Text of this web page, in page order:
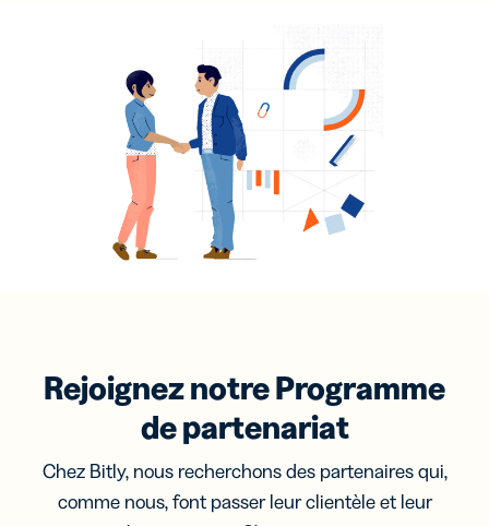
Rejoignez notre Programme
de partenariat
Chez Bitly, nous recherchons des partenaires qui,
comme nous, font passer leur clientèle et leur